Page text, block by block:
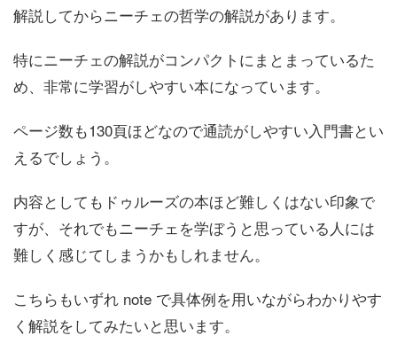
解説してからニーチェの哲学の解説があります。
特にニーチェの解説がコンパクトにまとまっているた
め、非常に学習がしやすい本になっています。
ページ数も130頁ほどなので通読がしやすい入門書とい
えるでしょう。
内容としてもドゥルーズの本ほど難しくはない印象で
すが、それでもニーチェを学ぼうと思っている人には
難しく感じてしまうかもしれません。
こちらもいずれ note で具体例を用いながらわかりやす
く解説をしてみたいと思います。